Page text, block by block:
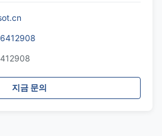
지금 문의